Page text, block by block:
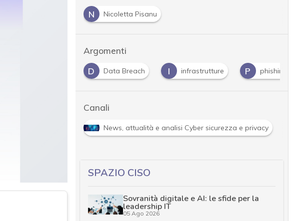
N
Nicoletta Pisanu
Argomenti
Data Breach I infrastrutture P phishing
Canali
News, attualità e analisi Cyber sicurezza e privacy Norme e
SPAZIO CISO
Sovranità digitale e AI: le sfide per la
leadership IT
05 Ago 2026